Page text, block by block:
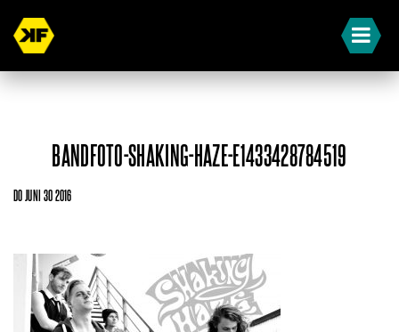
BANDFOTO-SHAKING-HAZE-E1433428784519
DO JUNI 30 2016